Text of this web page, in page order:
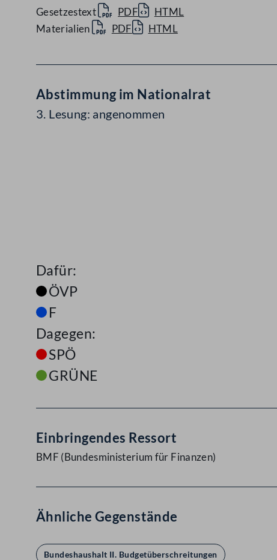
Gesetzestext PDF
HTML
Materialien
PDF HTML
Abstimmung im Nationalrat
3. Lesung: angenommen
Dafür:
ÖVP
F
Dagegen:
SPÖ
GRÜNE
Einbringendes Ressort
BMF (Bundesministerium für Finanzen)
Ähnliche Gegenstände
Bundeshaushalt II. Budgetüberschreitungen